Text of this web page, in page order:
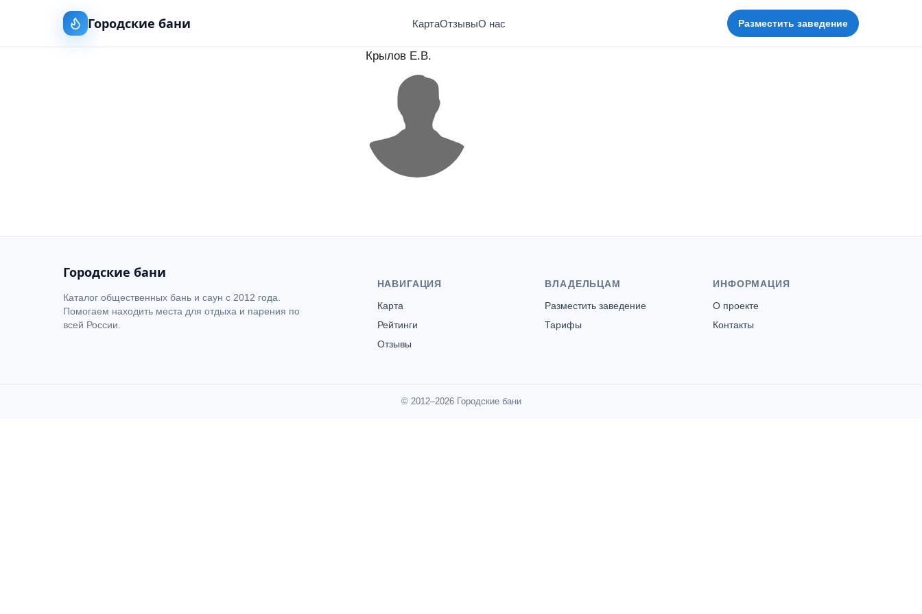
Городские бани КартаОтзывыО нас Разместить заведение
Крылов Е.В.
Городские бани
Каталог общественных бань и саун с 2012 года.
Помогаем находить места для отдыха и парения по
всей России.
НАВИГАЦИЯ
Карта
Рейтинги
Отзывы
ВЛАДЕЛЬЦАМ
Разместить заведение
Тарифы
ИНФОРМАЦИЯ
О проекте
Контакты
© 2012–2026 Городские бани